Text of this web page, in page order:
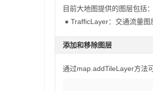
目前大地图提供的图层包括：
TrafficLayer：交通流量图
添加和移除图层
通过map.addTileLayer方法